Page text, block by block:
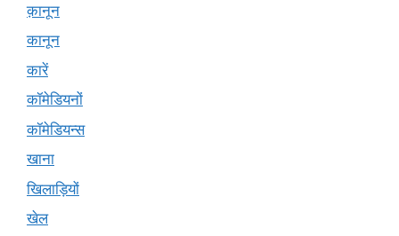
क़ानून
कानून
कारें
कॉमेडियनों
कॉमेडियन्स
खाना
खिलाड़ियों
खेल